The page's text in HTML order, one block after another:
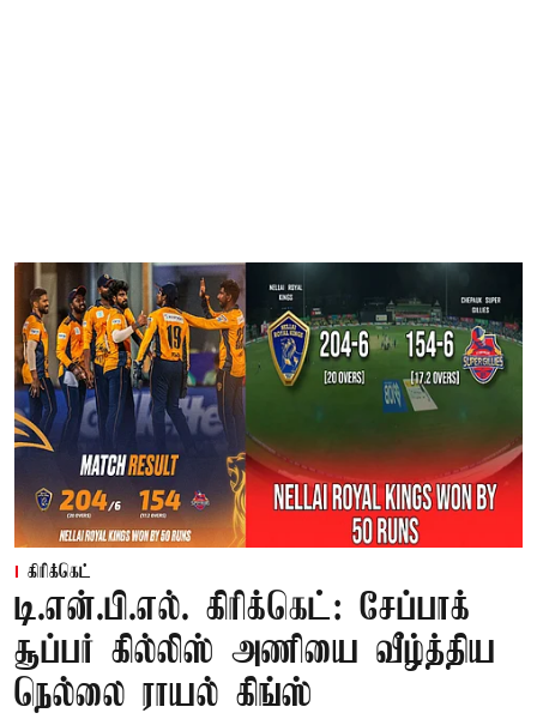
கிரிக்கெட்
டி.என்.பி.எல். கிரிக்கெட்: சேப்பாக்
சூப்பர் கில்லிஸ் அணியை வீழ்த்திய
நெல்லை ராயல் கிங்ஸ்